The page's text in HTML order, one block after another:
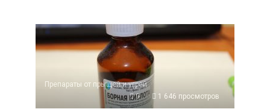
Препараты от прыщей и угрей
0
1 646 просмотров